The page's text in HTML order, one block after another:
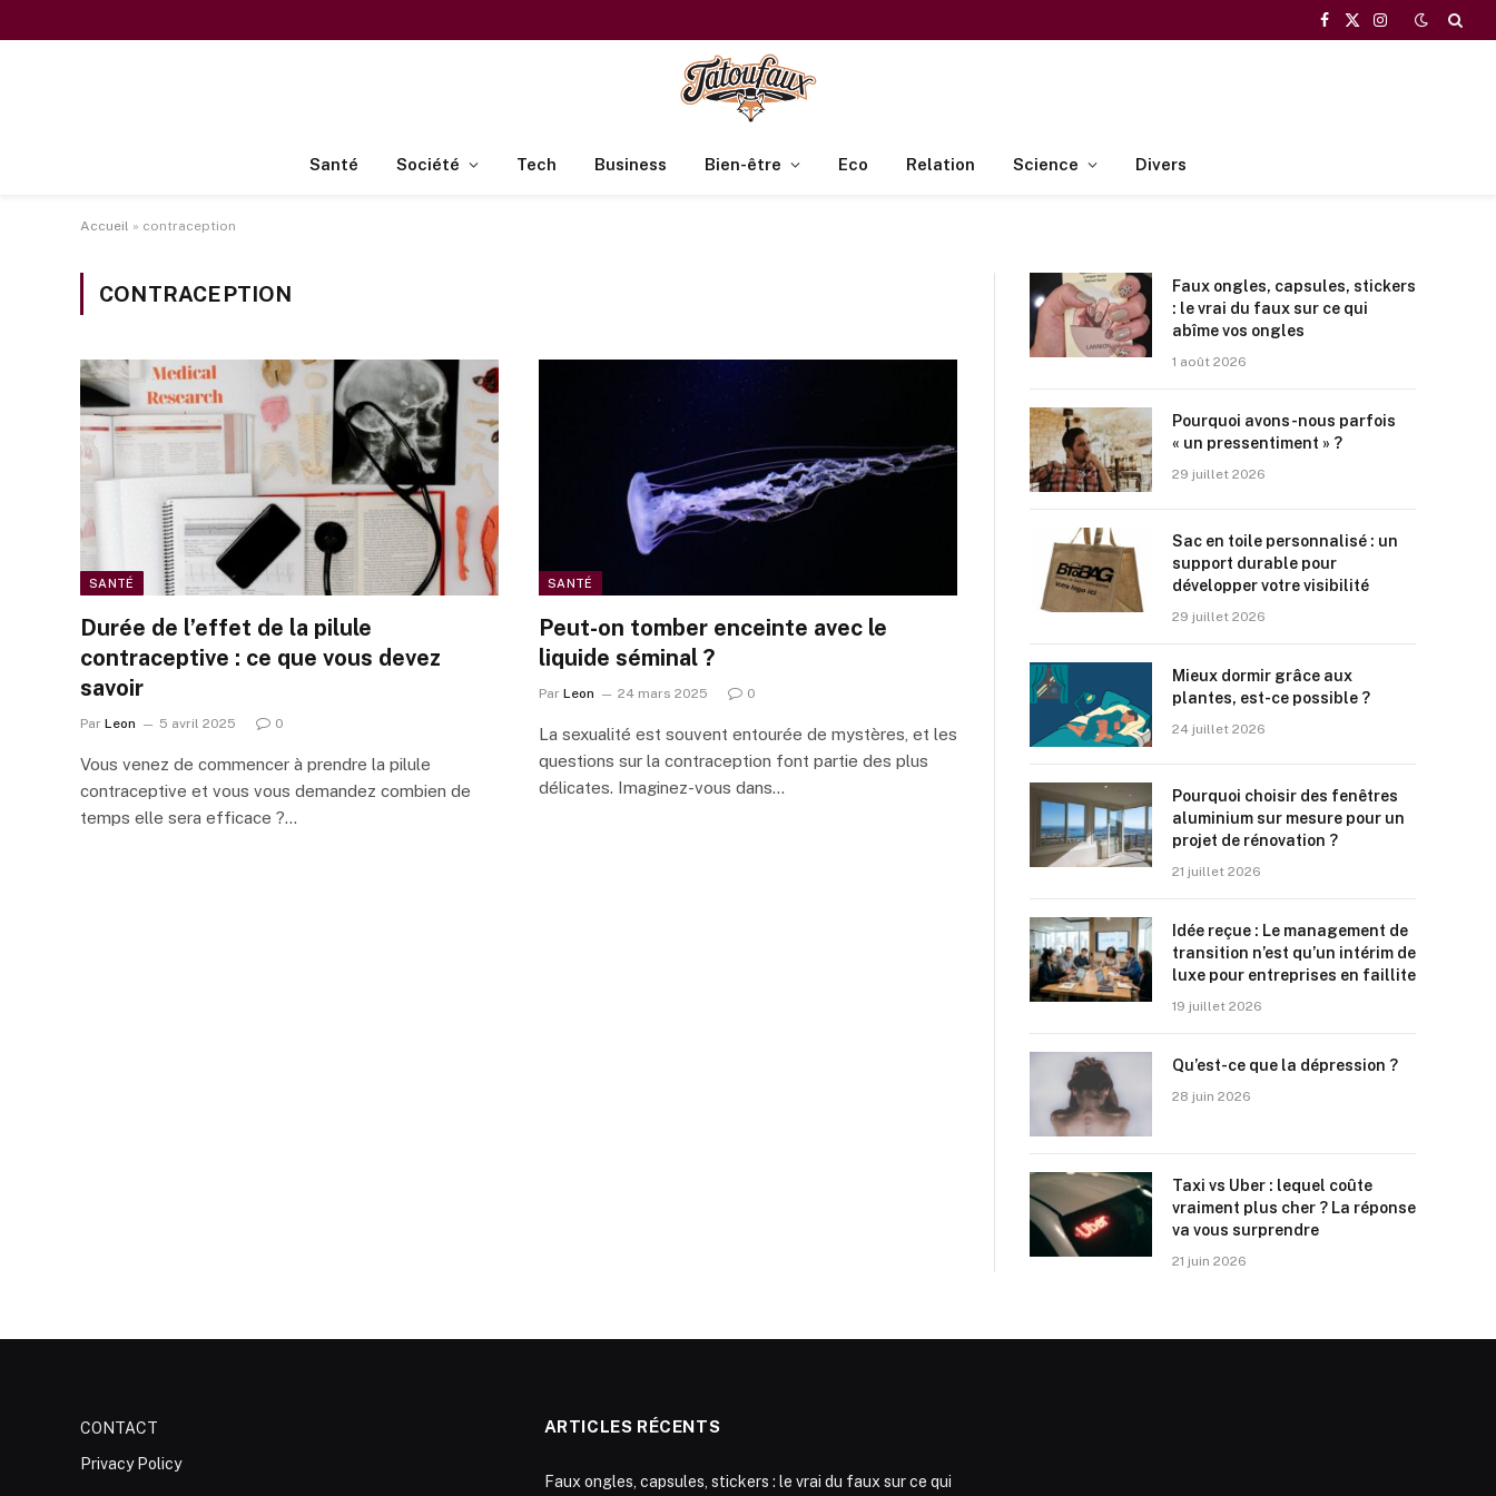
Facebook
X
Instagram
Santé Société Tech Business Bien-être Eco Relation Science Divers
Accueil » contraception
CONTRACEPTION
SANTÉ
Durée de l’effet de la pilule
contraceptive : ce que vous devez
savoir
Par Leon 5 avril 2025 0
Vous venez de commencer à prendre la pilule
contraceptive et vous vous demandez combien de
temps elle sera efficace ?…
SANTÉ
Peut-on tomber enceinte avec le
liquide séminal ?
Par Leon 24 mars 2025 0
La sexualité est souvent entourée de mystères, et les
questions sur la contraception font partie des plus
délicates. Imaginez-vous dans…
Faux ongles, capsules, stickers
: le vrai du faux sur ce qui
abîme vos ongles
1 août 2026
Pourquoi avons-nous parfois
« un pressentiment » ?
29 juillet 2026
Sac en toile personnalisé : un
support durable pour
développer votre visibilité
29 juillet 2026
Mieux dormir grâce aux
plantes, est-ce possible ?
24 juillet 2026
Pourquoi choisir des fenêtres
aluminium sur mesure pour un
projet de rénovation ?
21 juillet 2026
Idée reçue : Le management de
transition n’est qu’un intérim de
luxe pour entreprises en faillite
19 juillet 2026
Qu’est-ce que la dépression ?
28 juin 2026
Taxi vs Uber : lequel coûte
vraiment plus cher ? La réponse
va vous surprendre
21 juin 2026
CONTACT
Privacy Policy
ARTICLES RÉCENTS
Faux ongles, capsules, stickers : le vrai du faux sur ce qui